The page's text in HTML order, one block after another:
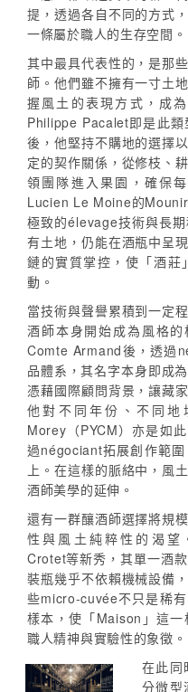
提，透過各自不同的方式
一條屬於職人的生存空間。
其中最具代表性的，是那
師。他們雖不擁有一寸土
握風土的表現方式，成
Philippe Pacalet即是此
後，他堅持不購地的選擇
定的契作關係，從修枝、
領團隊進入果園，確保
Lucien Le Moine的
極致的élevage技術與長
有土地，仍能在酒瓶中呈
鏈的實質掌控，使「酒莊
動。
當技術與聲譽累積到一定
酒師本身開始成為風格
Comte Armand後，透過
品體系，其名字本身即成
憑藉國際顧問背景，讓藏
他對不同年份、不同地
Morey（PYCM）亦是如
過négociant拓展創作範
上。在這樣的脈絡中，風
酒師美學的延伸。
還有一群釀酒師選擇將規
性與風土純粹性的渴望
Crotet等新秀，其單一酒
裝瓶幾乎不依賴機械設備
些micro-cuvée不只是稀
樣本，使「Maison」這
職人精神與實驗性的象徵。
在此同
分微型